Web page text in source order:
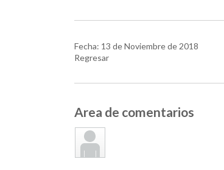
Fecha: 13 de Noviembre de 2018
Regresar
Area de comentarios